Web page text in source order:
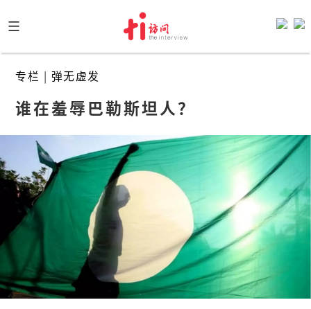
to
content
专栏 | 弹无虚发
谁在羞辱巴勒斯坦人？